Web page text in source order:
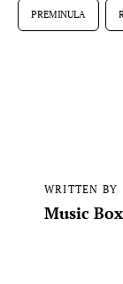
PREMINULA
WRITTEN BY
Music Box